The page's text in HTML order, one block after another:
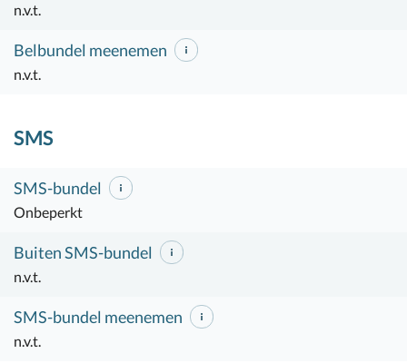
n.v.t.
Belbundel meenemen
n.v.t.
SMS
SMS-bundel
Onbeperkt
Buiten SMS-bundel
n.v.t.
SMS-bundel meenemen
n.v.t.